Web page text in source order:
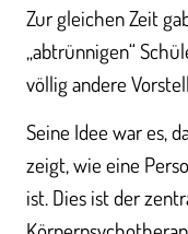
Zur gleichen Zeit
„abtrünnigen“
völlig andere
Seine Idee war es,
zeigt, wie eine
ist. Dies ist der